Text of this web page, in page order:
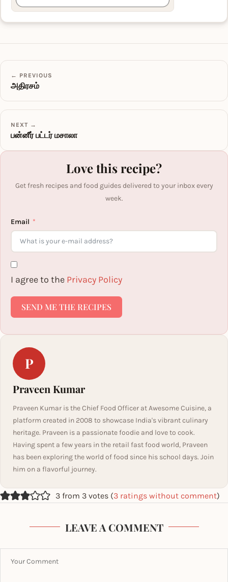
← PREVIOUS
அதிரசம்
NEXT →
பன்னீர் பட்டர் மசாலா
Love this recipe?
Get fresh recipes and food guides delivered to your inbox every
week.
Email
I agree to the Privacy Policy
SEND ME THE RECIPES
P
Praveen Kumar
Praveen Kumar is the Chief Food Officer at Awesome Cuisine, a
platform created in 2008 to showcase India's vibrant culinary
heritage. Praveen is a passionate foodie and love to cook.
Having spent a few years in the retail fast food world, Praveen
has been exploring the world of food since his school days. Join
him on a flavorful journey.
3 from 3 votes (3 ratings without comment)
LEAVE A COMMENT